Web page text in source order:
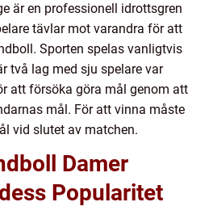
är en professionell idrottsgren
tävlar mot varandra för att
Sporten spelas vanligtvis
två lag med sju spelare var
att försöka göra mål genom att
mål. För att vinna måste
vid slutet av matchen.
Damer
Popularitet